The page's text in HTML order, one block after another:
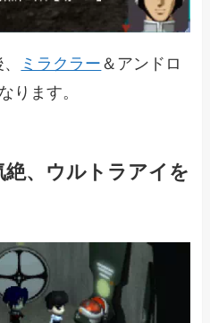
ミラクラー ＆アンドロ
ります。
絶、ウルトラアイを